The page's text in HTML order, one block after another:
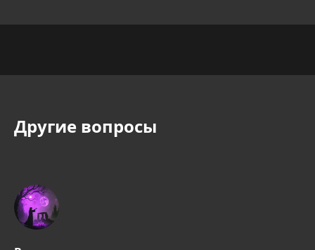
Другие вопросы